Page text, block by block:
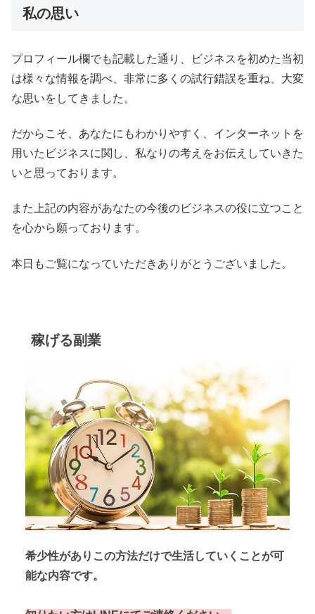
私の思い
プロフィール欄でも記載した通り、ビジネスを初めた当初
は様々な情報を調べ、非常に多くの試行錯誤を重ね、大変
な思いをしてきました。
だからこそ、あなたにもわかりやすく、インターネットを
用いたビジネスに関し、私なりの考えをお伝えしていきた
いと思っております。
また上記の内容があなたの今後のビジネスの役に立つこと
を心から願っております。
本日もご覧になっていただきありがとうございました。
稼げる副業
希少性がありこの方法だけで生活していくことが可
能な内容です。